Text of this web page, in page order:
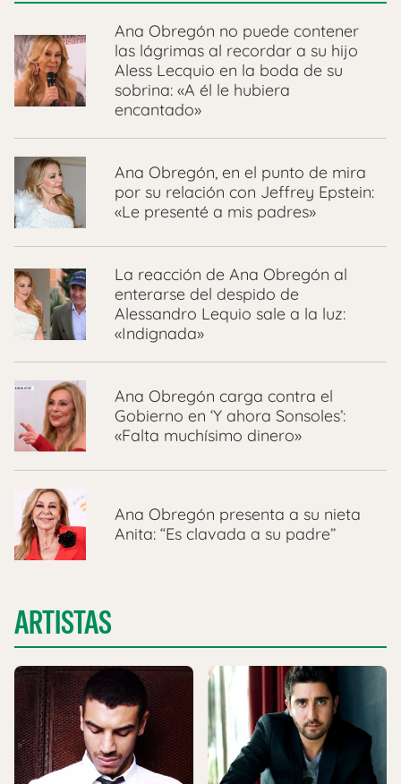
Ana Obregón no puede contener
las lágrimas al recordar a su hijo
Aless Lecquio en la boda de su
sobrina: «A él le hubiera
encantado»
Ana Obregón, en el punto de mira
por su relación con Jeffrey Epstein:
«Le presenté a mis padres»
La reacción de Ana Obregón al
enterarse del despido de
Alessandro Lequio sale a la luz:
«Indignada»
Ana Obregón carga contra el
Gobierno en ‘Y ahora Sonsoles’:
«Falta muchísimo dinero»
Ana Obregón presenta a su nieta
Anita: “Es clavada a su padre”
ARTISTAS